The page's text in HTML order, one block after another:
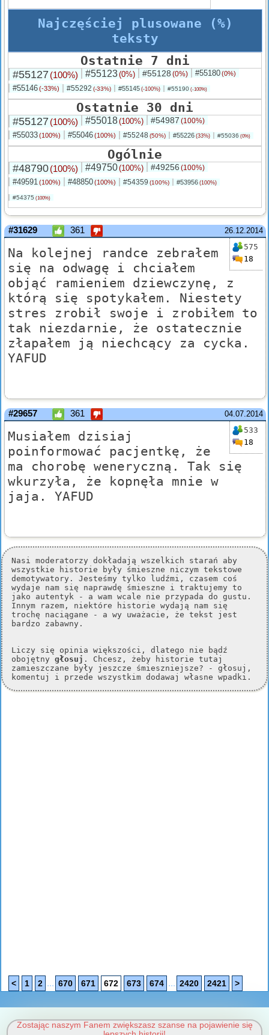
Najczęściej plusowane (%)
teksty
Ostatnie 7 dni
#55127 (100%) #55123(0%) #55128 (0%) #55180(0%)
#55146(-33%) #55292 (-33%) #55145 (-100%) #55190 (-100%)
Ostatnie 30 dni
#55127 (100%) #55018(100%) #54987 (100%)
#55033(100%) #55046(100%) #55248 (50%) #55226 (33%) #55036 (0%)
Ogólnie
#48790(100%) #49750(100%) #49256 (100%)
#49591(100%) #48850(100%) #54359 (100%) #53956 (100%)
#54375 (100%)
26.12.2014
#31629 361
575
18
Na kolejnej randce zebrałem
się na odwagę i chciałem
objąć ramieniem dziewczynę, z
którą się spotykałem. Niestety
stres zrobił swoje i zrobiłem to
tak niezdarnie, że ostatecznie
złapałem ją niechcący za cycka.
YAFUD
04.07.2014
#29657 361
533
18
Musiałem dzisiaj
poinformować pacjentkę, że
ma chorobę weneryczną. Tak się
wkurzyła, że kopnęła mnie w
jaja. YAFUD
Nasi moderatorzy dokładają wszelkich starań aby
wszystkie historie były śmieszne niczym tekstowe
demotywatory. Jesteśmy tylko ludźmi, czasem coś
wydaje nam się naprawdę śmieszne i traktujemy to
jako autentyk - a wam wcale nie przypada do gustu.
Innym razem, niektóre historie wydają nam się
trochę naciągane - a wy uważacie, że tekst jest
bardzo zabawny.
Liczy się opinia większości, dlatego nie bądź
obojętny głosuj . Chcesz, żeby historie tutaj
zamieszczane były jeszcze śmieszniejsze? - głosuj,
komentuj i przede wszystkim dodawaj własne wpadki.
< 1 2 ... 670 671 672 673 674 ... 2420 2421 >
Zostając naszym Fanem zwiększasz szanse na pojawienie się